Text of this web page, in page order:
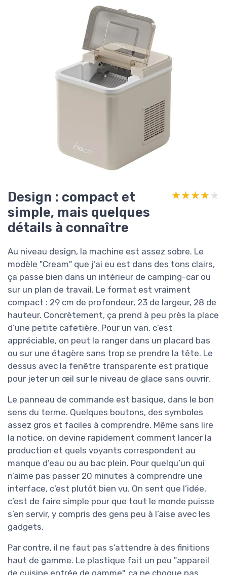
Design : compact et
simple, mais quelques
détails à connaître
★★★★★
★★★★★
Au niveau design, la machine est assez sobre. Le
modèle "Cream" que j’ai eu est dans des tons clairs,
ça passe bien dans un intérieur de camping-car ou
sur un plan de travail. Le format est vraiment
compact : 29 cm de profondeur, 23 de largeur, 28 de
hauteur. Concrètement, ça prend à peu près la place
d’une petite cafetière. Pour un van, c’est
appréciable, on peut la ranger dans un placard bas
ou sur une étagère sans trop se prendre la tête. Le
dessus avec la fenêtre transparente est pratique
pour jeter un œil sur le niveau de glace sans ouvrir.
Le panneau de commande est basique, dans le bon
sens du terme. Quelques boutons, des symboles
assez gros et faciles à comprendre. Même sans lire
la notice, on devine rapidement comment lancer la
production et quels voyants correspondent au
manque d’eau ou au bac plein. Pour quelqu’un qui
n’aime pas passer 20 minutes à comprendre une
interface, c’est plutôt bien vu. On sent que l’idée,
c’est de faire simple pour que tout le monde puisse
s’en servir, y compris des gens peu à l’aise avec les
gadgets.
Par contre, il ne faut pas s’attendre à des finitions
haut de gamme. Le plastique fait un peu "appareil